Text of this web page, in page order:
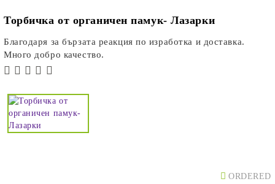
Торбичка от органичен памук- Лазарки
Благодаря за бързата реакция по изработка и доставка.
Много добро качество.
ORDERED